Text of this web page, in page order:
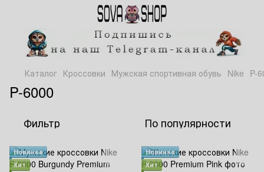
Каталог Кроссовки Мужская спортивная обувь Nike P-
P-6000
Фильтр По популярности
Новинка
Хит
Новинка
Хит